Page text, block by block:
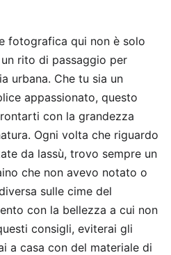
fotografica qui non è solo
rito di passaggio per
urbana. Che tu sia un
appassionato, questo
con la grandezza
Ogni volta che riguardo
da lassù, trovo sempre un
che non avevo notato o
sulle cime del
con la bellezza a cui non
consigli, eviterai gli
a casa con del materiale di